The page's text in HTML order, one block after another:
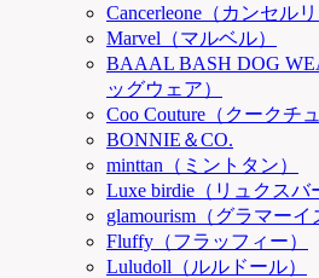
Cancerleone（カンセルリ
Marvel（マルベル）
BAAAL BASH DOG
ッグウェア）
Coo Couture（クークチ
BONNIE＆CO.
minttan（ミントタン）
Luxe birdie（リュクスバ
glamourism（グラマーイ
Fluffy（フラッフィー）
Luludoll（ルルドール）